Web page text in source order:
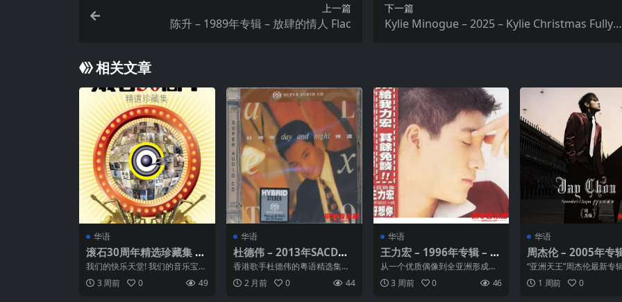
上一篇
陈升 – 1989年专辑 – 放肆的情人 Flac
下一篇
Kylie Minogue – 2025 – Kylie Christmas Fully
相关文章
华语
滚石30周年精选珍藏集 fl
ac
我们的快乐天堂! 我们的音乐宝
库! 记录了滚石30年来创造的乐
坛奇迹!! 乐坛最...
3 周前 0 49
华语
杜德伟 – 2013年SACD系
列 – DAY+NIGHT精选 DS
D DSF
香港歌手杜德伟的粤语精选集，1
991年华星唱片推出。 专辑收录
十二首歌。 01 ...
2 月前 0 44
华语
王力宏 – 1996年专辑 – 好
想你 Flac
从一个优质偶像到全亚洲形成独
一无二的「王力宏现象」，一个
年少的热情梦想，一股传承...
3 周前 0 46
华语
周杰伦 – 2005年专
一月的肖邦 Flac
“亚洲天王”周杰伦最新专
月的萧邦”，周杰伦自己打
化做音乐诗人全新亮...
1 周前 0